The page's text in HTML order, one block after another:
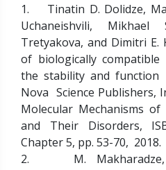
1. Tinatin D. Dolidze,
Uchaneishvili, Mikhael
Tretyakova, and Dimitri
of biologically
the stability and
Nova Science Publishers,
Molecular Mechanisms of
and Their Disorders,
Chapter 5, pp. 53-70, 2018.
2. M. Makharadze,